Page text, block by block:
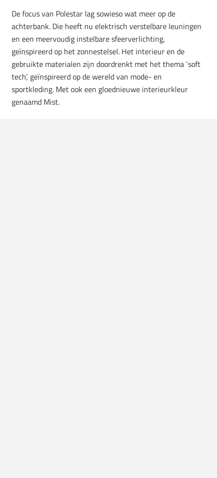
De focus van Polestar lag sowieso wat meer op de
achterbank. Die heeft nu elektrisch verstelbare leuningen
en een meervoudig instelbare sfeerverlichting,
geïnspireerd op het zonnestelsel. Het interieur en de
gebruikte materialen zijn doordrenkt met het thema ‘soft
tech’, geïnspireerd op de wereld van mode- en
sportkleding. Met ook een gloednieuwe interieurkleur
genaamd Mist.